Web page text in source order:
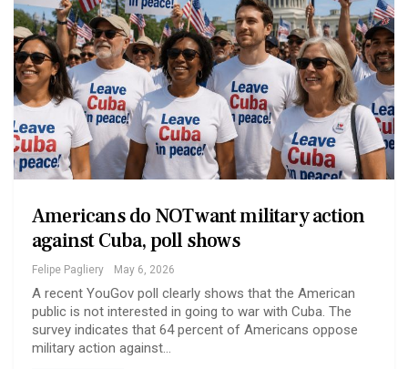
Americans do NOT want military action
against Cuba, poll shows
Felipe Pagliery May 6, 2026
A recent YouGov poll clearly shows that the American
public is not interested in going to war with Cuba. The
survey indicates that 64 percent of Americans oppose
military action against…